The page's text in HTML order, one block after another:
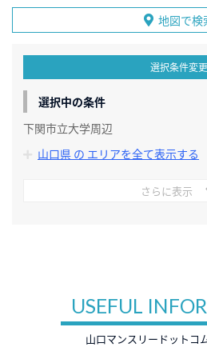
地図で検
選択条件変更
選択中の条件
下関市立大学周辺
山口県 の エリアを全て表示する
さらに表示
USEFUL
山口マンスリードットコ